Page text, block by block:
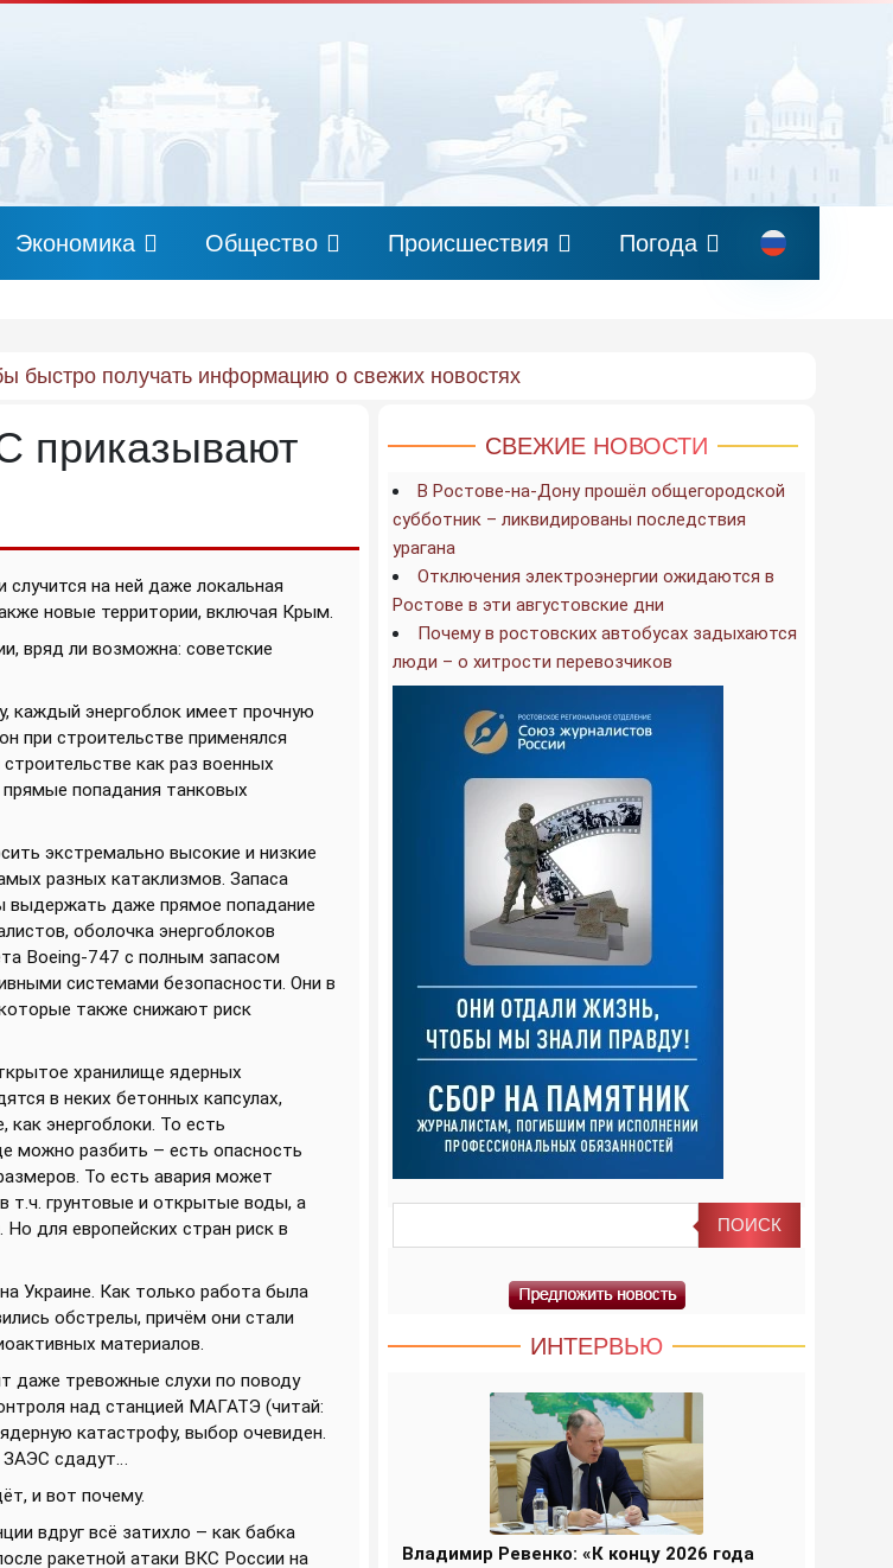
Экономика Общество Происшествия Погода
быстро получать информацию о свежих новостях
приказывают
на ней даже локальная
новые территории, включая Крым.
вряд ли возможна: советские
каждый энергоблок имеет прочную
при строительстве применялся
как раз военных
попадания танковых
экстремально высокие и низкие
разных катаклизмов. Запаса
выдержать даже прямое попадание
оболочка энергоблоков
Boeing-747 с полным запасом
системами безопасности. Они в
также снижают риск
хранилище ядерных
в неких бетонных капсулах,
энергоблоки. То есть
можно разбить – есть опасность
То есть авария может
т.ч. грунтовые и открытые воды, а
для европейских стран риск в
Украине. Как только работа была
обстрелы, причём они стали
материалов.
даже тревожные слухи по поводу
над станцией МАГАТЭ (читай:
катастрофу, выбор очевиден.
ЗАЭС сдадут…
и вот почему.
вдруг всё затихло – как бабка
ракетной атаки ВКС России на
СВЕЖИЕ НОВОСТИ
В Ростове-на-Дону прошёл общегородской
субботник – ликвидированы последствия
урагана
Отключения электроэнергии ожидаются в
Ростове в эти августовские дни
Почему в ростовских автобусах задыхаются
люди – о хитрости перевозчиков
ИНТЕРВЬЮ
Владимир Ревенко: «К концу 2026 года